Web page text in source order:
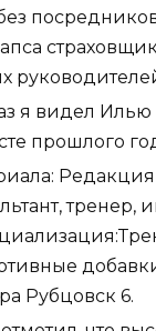
я видел
прошлого
тренер,
Рубцовск 6.